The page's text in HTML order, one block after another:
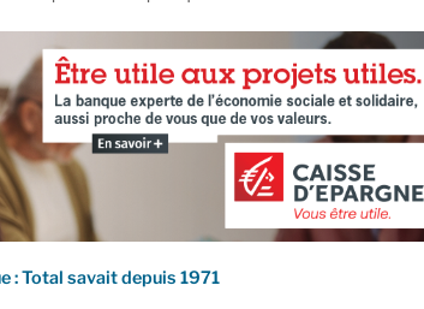
: Total savait depuis 1971